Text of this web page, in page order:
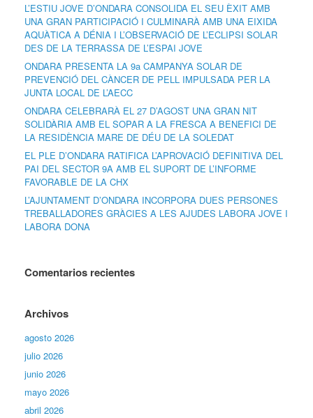
L’ESTIU JOVE D’ONDARA CONSOLIDA EL SEU ÈXIT AMB
UNA GRAN PARTICIPACIÓ I CULMINARÀ AMB UNA EIXIDA
AQUÀTICA A DÉNIA I L’OBSERVACIÓ DE L’ECLIPSI SOLAR
DES DE LA TERRASSA DE L’ESPAI JOVE
ONDARA PRESENTA LA 9a CAMPANYA SOLAR DE
PREVENCIÓ DEL CÀNCER DE PELL IMPULSADA PER LA
JUNTA LOCAL DE L’AECC
ONDARA CELEBRARÀ EL 27 D’AGOST UNA GRAN NIT
SOLIDÀRIA AMB EL SOPAR A LA FRESCA A BENEFICI DE
LA RESIDÈNCIA MARE DE DÉU DE LA SOLEDAT
EL PLE D’ONDARA RATIFICA L’APROVACIÓ DEFINITIVA DEL
PAI DEL SECTOR 9A AMB EL SUPORT DE L’INFORME
FAVORABLE DE LA CHX
L’AJUNTAMENT D’ONDARA INCORPORA DUES PERSONES
TREBALLADORES GRÀCIES A LES AJUDES LABORA JOVE I
LABORA DONA
Comentarios recientes
Archivos
agosto 2026
julio 2026
junio 2026
mayo 2026
abril 2026